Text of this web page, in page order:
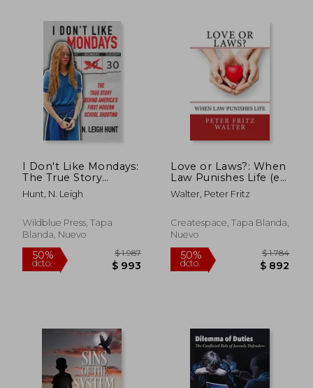
50%
dcto.
$ 2.007 50%
dcto.
I Don't Like Mondays:
The True Story
Behind America's
First Modern School
Hunt, N. Leigh
Wildblue Press, Tapa
Blanda, Nuevo
Love or Laws?: When
Law Punishes Life (en
Inglés)
Walter, Peter Fritz
Createspace, Tapa Blanda,
Nuevo